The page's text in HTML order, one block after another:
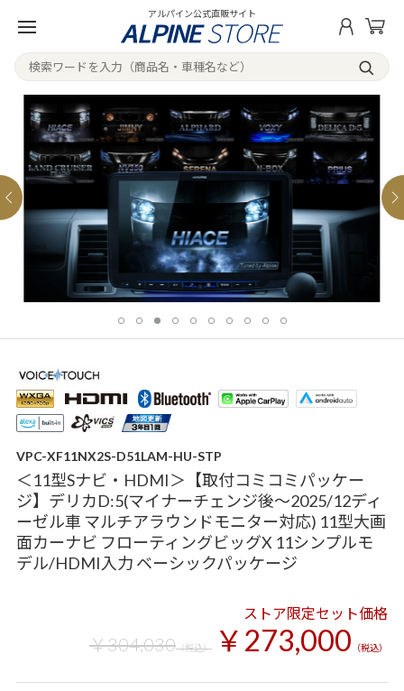
アルパイン公式直販サイト
VPC-XF11NX2S-D51LAM-HU-STP
＜11型Sナビ・HDMI＞【取付コミコミパッケー
ジ】デリカD:5(マイナーチェンジ後～2025/12ディ
ーゼル車 マルチアラウンドモニター対応) 11型大画
面カーナビ フローティングビッグX 11シンプルモ
デル/HDMI入力 ベーシックパッケージ
ストア限定セット価格
￥304,030（税込） ￥273,000 （税込）